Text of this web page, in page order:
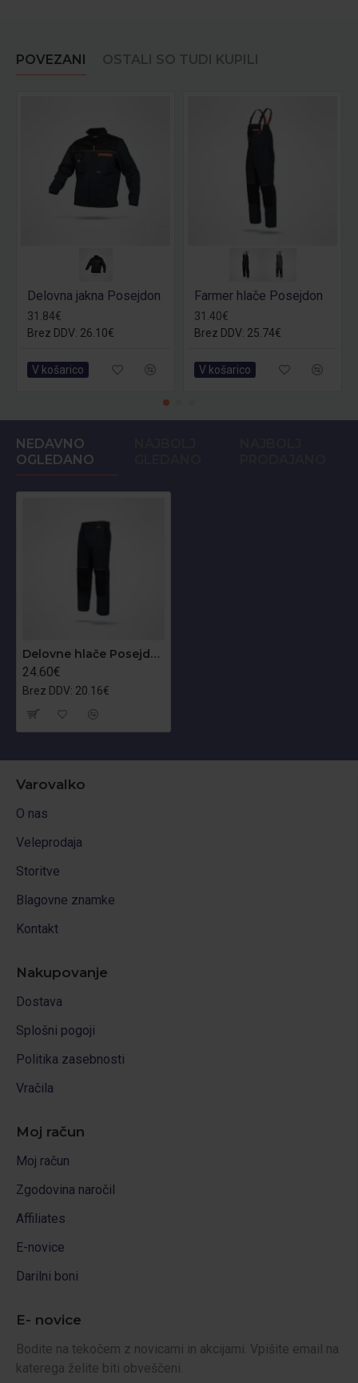
POVEZANI OSTALI SO TUDI KUPILI
Delovna jakna Posejdon
31.84€
Brez DDV: 26.10€
V košarico
Farmer hlače Posejdon
31.40€
Brez DDV: 25.74€
V košarico
NEDAVNO
OGLEDANO
Delovne hlače Posejdon
24.60€
Brez DDV: 20.16€
Varovalko
O nas
Veleprodaja
Storitve
Blagovne znamke
Kontakt
Nakupovanje
Dostava
Splošni pogoji
Politika zasebnosti
Vračila
Moj račun
Moj račun
Zgodovina naročil
Affiliates
E-novice
Darilni boni
E- novice
Bodite na tekočem z novicami in akcijami. Vpišite email na
katerega želite biti obveščeni.